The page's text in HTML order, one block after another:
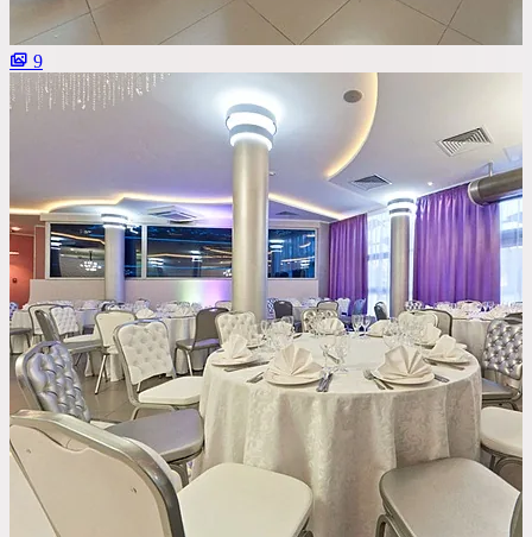
Со своим алкоголем
С живой музыкой
С шоу программой
Своя парковка
Показать площадок Сбросить все фильтры
9